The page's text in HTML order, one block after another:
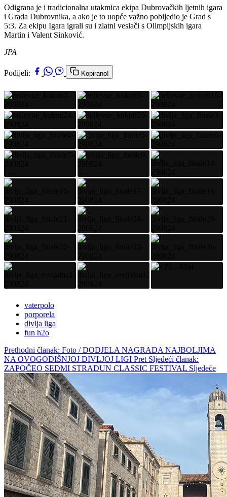
Odigrana je i tradicionalna utakmica ekipa Dubrovačkih ljetnih igara
i Grada Dubrovnika, a ako je to uopće važno pobijedio je Grad s
5:3. Za ekipu Igara igrali su i zlatni veslači s Olimpijskih igara
Martin i Valent Sinković.
JPA
Podijeli: Kopirano!
vaterpolo
porporela
divlja liga
fun h2o
Prethodni članak: Foto / DODJELA NAGRADA NAJBOLJIMA
NA OVOGODIŠNJOJ DIVLJOJ LIGI Pret Sljedeći članak:
ZAPOČEO SEDMI STRADUN CLASSIC FESTIVAL Sljedeće